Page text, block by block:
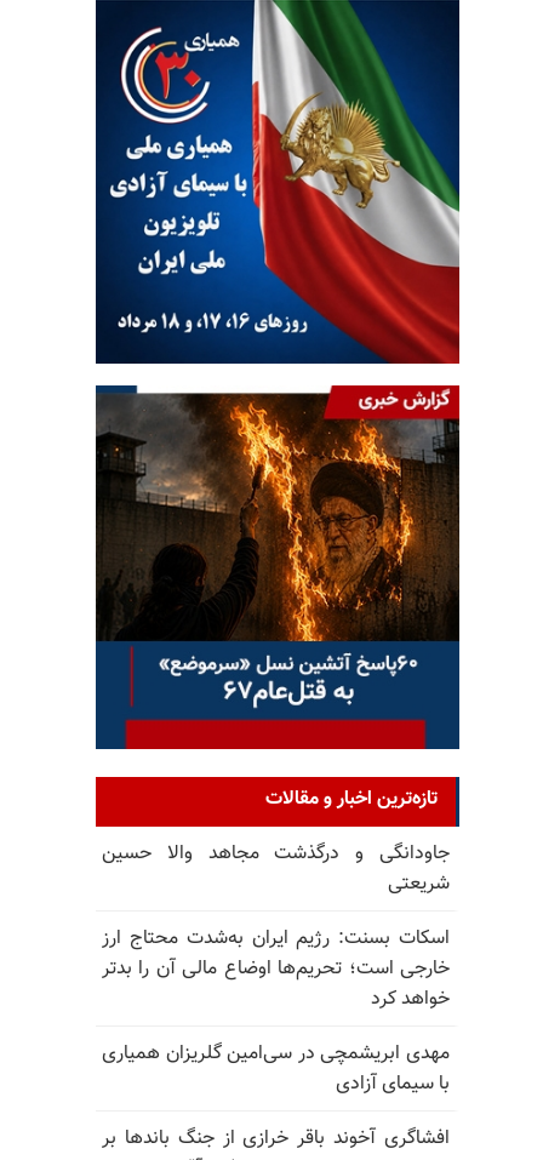
تازه‌ترین اخبار و مقالات
جاودانگی و درگذشت مجاهد والا حسین
شریعتی
اسکات بسنت: رژیم ایران به‌شدت محتاج ارز
خارجی است؛ تحریم‌ها اوضاع مالی آن را بدتر
خواهد کرد
مهدی ابریشمچی در سی‌امین گلریزان همیاری
با سیمای آزادی
افشاگری آخوند باقر خرازی از جنگ باندها بر